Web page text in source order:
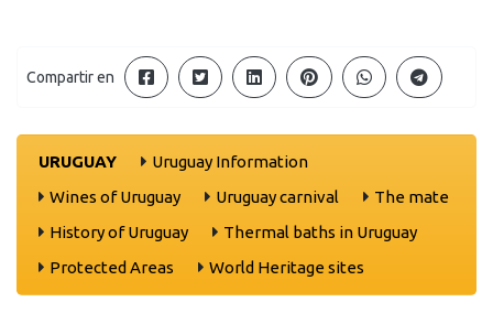
Compartir en
URUGUAY
Uruguay Information
Wines of Uruguay
Uruguay carnival
The mate
History of Uruguay
Thermal baths in Uruguay
Protected Areas
World Heritage sites